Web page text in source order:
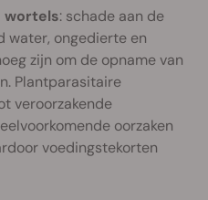
wortels: schade aan de
water, ongedierte en
zijn om de opname van
Plantparasitaire
veroorzakende
oorzaken
voedingstekorten